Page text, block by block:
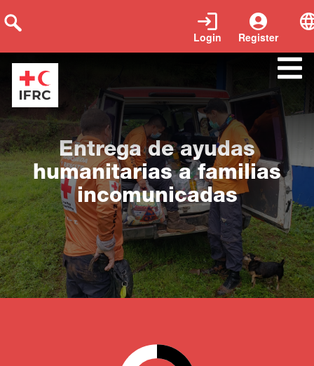
Register
Login
Entrega de ayudas
humanitarias a familias
incomunicadas